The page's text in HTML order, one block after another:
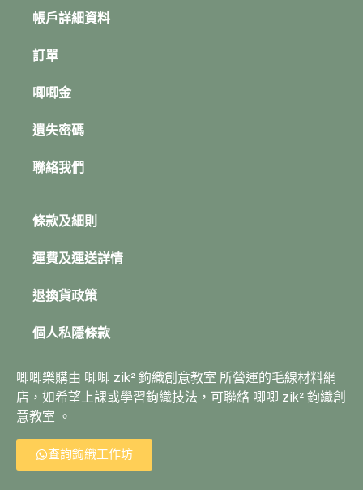
帳戶詳細資料
訂單
唧唧金
遺失密碼
聯絡我們
條款及細則
運費及運送詳情
退換貨政策
個人私隱條款
唧唧樂購由 唧唧 zik² 鉤織創意教室 所營運的毛線材料網
店，如希望上課或學習鉤織技法，可聯絡 唧唧 zik² 鉤織創
意教室 。
查詢鉤織工作坊